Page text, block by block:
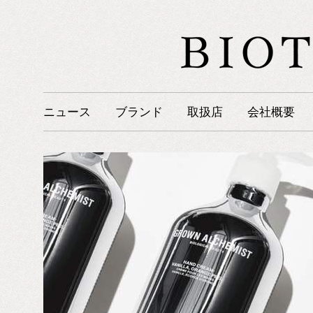
ニュース ブランド 取扱店 会社概要